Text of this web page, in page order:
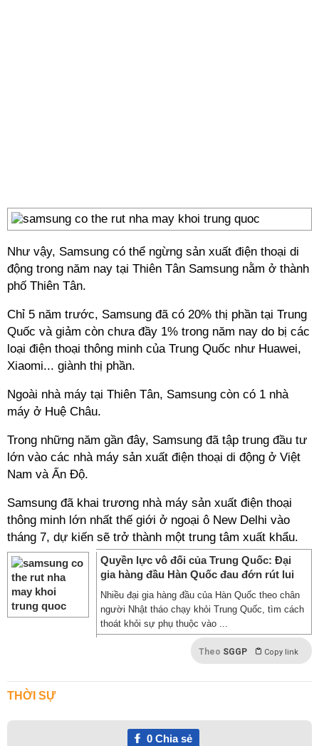
Như vậy, Samsung có thể ngừng sản xuất điện thoại di
động trong năm nay tại Thiên Tân Samsung nằm ở thành
phố Thiên Tân.
Chỉ 5 năm trước, Samsung đã có 20% thị phần tại Trung
Quốc và giảm còn chưa đầy 1% trong năm nay do bị các
loại điện thoại thông minh của Trung Quốc như Huawei,
Xiaomi... giành thị phần.
Ngoài nhà máy tại Thiên Tân, Samsung còn có 1 nhà
máy ở Huệ Châu.
Trong những năm gần đây, Samsung đã tập trung đầu tư
lớn vào các nhà máy sản xuất điện thoại di động ở Việt
Nam và Ấn Độ.
Samsung đã khai trương nhà máy sản xuất điện thoại
thông minh lớn nhất thế giới ở ngoại ô New Delhi vào
tháng 7, dự kiến sẽ trở thành một trung tâm xuất khẩu.
Quyền lực vô đối của Trung Quốc: Đại
gia hàng đầu Hàn Quốc đau đớn rút lui
Nhiều đại gia hàng đầu của Hàn Quốc theo chân
người Nhật tháo chạy khỏi Trung Quốc, tìm cách
thoát khỏi sự phụ thuộc vào ...
Theo SGGP Copy link
THỜI SỰ
0Chia sẻ